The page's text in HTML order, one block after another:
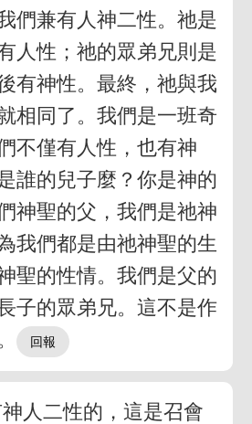
們兼有人神二性。祂是
人性；祂的眾弟兄則是
有神性。最終，祂與我
相同了。我們是一班奇
不僅有人性，也有神
誰的兒子麼？你是神的
神聖的父，我們是祂神
我們都是由祂神聖的生
聖的性情。我們是父的
子的眾弟兄。這不是作
人二性的，這是召會